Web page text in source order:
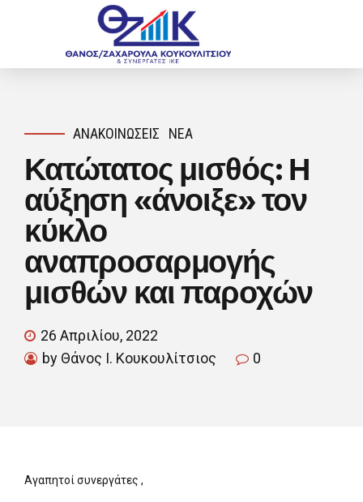
ΑΝΑΚΟΙΝΏΣΕΙΣ ΝΈΑ
Κατώτατος μισθός: Η
αύξηση «άνοιξε» τον
κύκλο
αναπροσαρμογής
μισθών και παροχών
26 Απριλίου, 2022
by Θάνος Ι. Κουκουλίτσιος
0
Αγαπητοί συνεργάτες ,